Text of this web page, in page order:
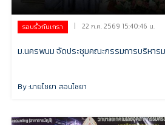
รอบรั้วกันเกรา | 22 ก.ค. 2569 15:40:46 น.
ม.นครพนม จัดประชุมคณะกรรมการบริหาร
By :นายไชยา สอนไชยา